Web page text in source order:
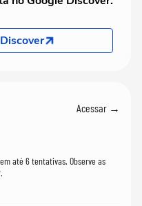
Acessar →
até 6 tentativas. Observe as